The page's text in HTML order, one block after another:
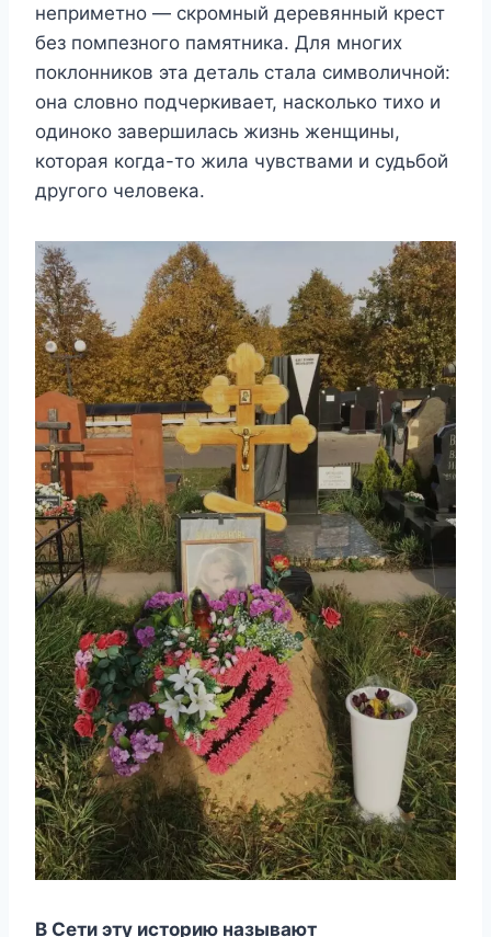
неприметно — скромный деревянный крест
без помпезного памятника. Для многих
поклонников эта деталь стала символичной:
она словно подчеркивает, насколько тихо и
одиноко завершилась жизнь женщины,
которая когда-то жила чувствами и судьбой
другого человека.
В Сети эту историю называют